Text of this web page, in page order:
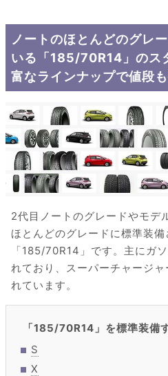
ノートのほとんどのグレ
いる「185/70R14」のス
富なラインナップで値段
2代目ノートのグレードやモデ
ほとんどのグレードに標準装
「185/70R14」です。主にガ
れており、スーパーチャージ
れています。
「185/70R14」を標準装備
S
X